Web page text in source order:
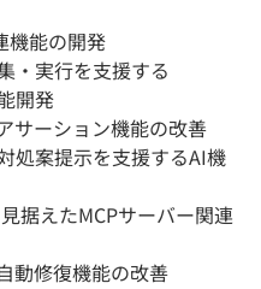
機能の開発
・実行を支援する
開発
サーション機能の改善
処案提示を支援するAI機
据えたMCPサーバー関連
動修復機能の改善